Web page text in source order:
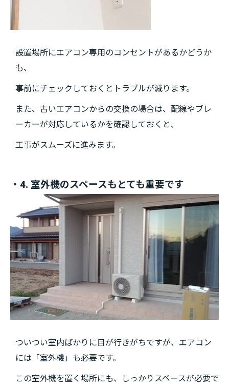
設置場所にエアコン専用のコンセントがあるかどうか
も、
事前にチェックしておくとトラブルが減ります。
また、古いエアコンからの交換の場合は、配線やブレ
ーカーが対応しているかを確認しておくと、
工事がスムーズに進みます。
・4. 室外機のスペースもとても重要です
ついつい室内ばかりに目が行きがちですが、エアコン
には「室外機」も必要です。
この室外機を置く場所にも、しっかりスペースが必要で